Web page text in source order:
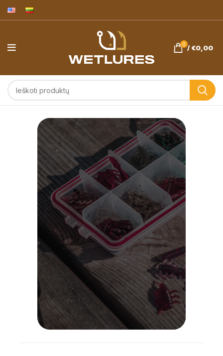
0 / €0,00
Avižadrebis ir
ešerių žvejyba.
Wetlures.eu
masalai -
pagaminta
Lietuvoje!
VISOS PREKĖS
APIE MUS